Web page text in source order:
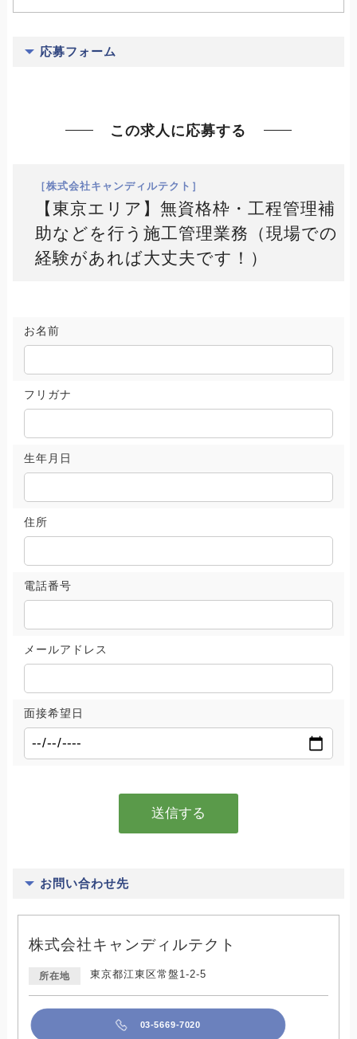
応募フォーム
この求人に応募する
［株式会社キャンディルテクト］
【東京エリア】無資格枠・工程管理補
助などを行う施工管理業務（現場での
経験があれば大丈夫です！）
お名前
フリガナ
生年月日
住所
電話番号
メールアドレス
面接希望日
お問い合わせ先
株式会社キャンディルテクト
所在地 東京都江東区常盤1-2-5
03-5669-7020